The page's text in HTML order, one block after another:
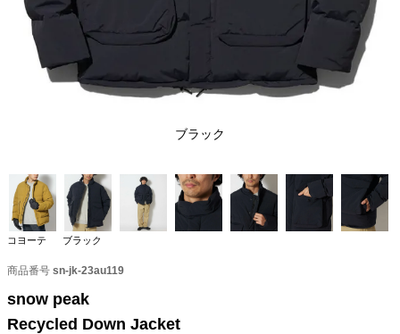
ブラック
コヨーテ ブラック
商品番号 sn-jk-23au119
snow peak
Recycled Down Jacket